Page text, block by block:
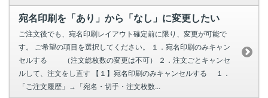
宛名印刷を「あり」から「なし」に変更したい
ご注文後でも、宛名印刷レイアウト確定前に限り、変更が可能で
す。 ご希望の項目を選択してください。 １．宛名印刷のみキャン
セルする （注文総枚数の変更は不可） ２．注文ごとキャンセ
ルして、注文をし直す 【１】宛名印刷のみキャンセルする １．
「ご注文履歴」→「宛名・切手・注文枚数...